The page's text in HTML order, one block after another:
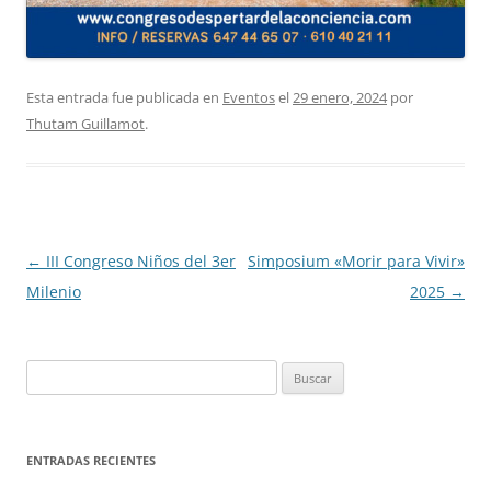
Esta entrada fue publicada en Eventosel29 enero, 2024por
Thutam Guillamot.
Navegación
de
← III Congreso Niños del 3er
Milenio
Simposium «Morir para Vivir»
2025 →
ENTRADAS RECIENTES